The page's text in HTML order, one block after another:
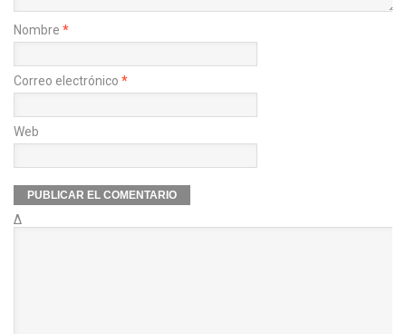
Nombre *
Correo electrónico *
Web
Δ